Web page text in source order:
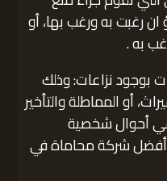
رغبت به ورغب بها، أو
به .
بوجود نزاعات: وذلك
أو المماطلة والتأخير
أحوال شخصية
شركة محاماة في